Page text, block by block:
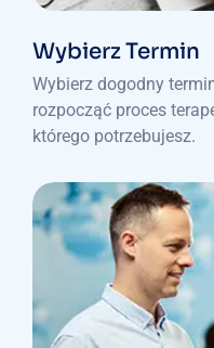
Wybierz Termin
Wybierz dogodny
rozpocząć proces
którego potrzebujesz.